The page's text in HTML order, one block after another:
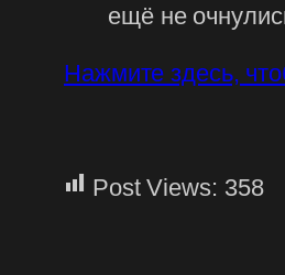
ещё не
Нажмите здесь,
Post Views: 358